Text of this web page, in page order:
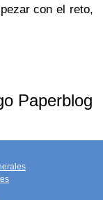
con el reto,